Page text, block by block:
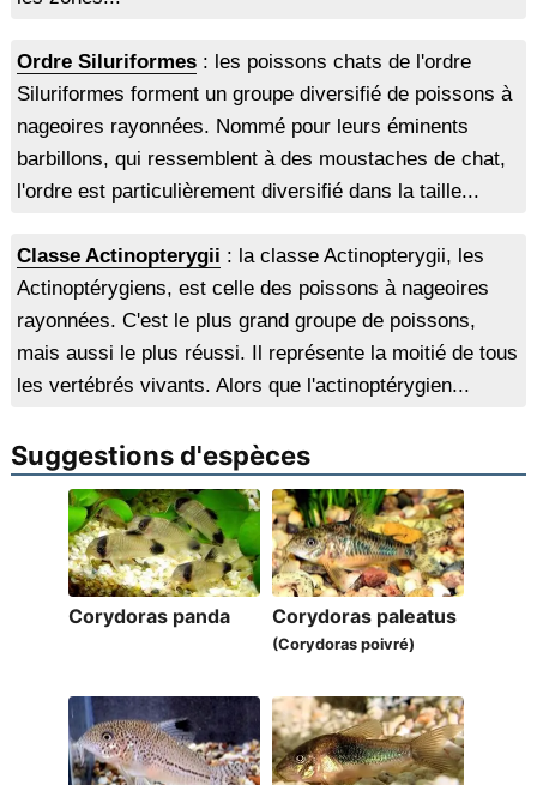
Ordre Siluriformes: les poissons chats de l'ordre
Siluriformes forment un groupe diversifié de poissons à
nageoires rayonnées. Nommé pour leurs éminents
barbillons, qui ressemblent à des moustaches de chat,
l'ordre est particulièrement diversifié dans la taille...
Classe Actinopterygii : la classe Actinopterygii, les
Actinoptérygiens, est celle des poissons à nageoires
rayonnées. C'est le plus grand groupe de poissons,
mais aussi le plus réussi. Il représente la moitié de tous
les vertébrés vivants. Alors que l'actinoptérygien...
Suggestions d'espèces
Corydoras panda Corydoras paleatus
(Corydoras poivré)